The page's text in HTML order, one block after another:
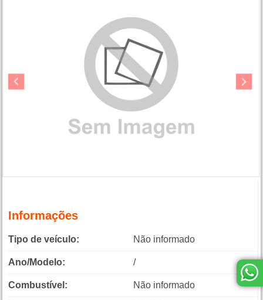
Informações
Tipo de veículo: Não informado
Ano/Modelo: /
Combustível: Não informado